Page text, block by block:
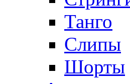
Танго
Слипы
Шорты